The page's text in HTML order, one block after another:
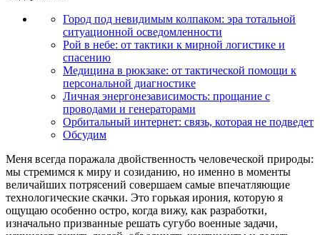
Город под невидимым колпаком: эра тотальной
ситуационной осведомленности
Рой в небе: от тактики к мирной логистике и
спасению
Медицина в рюкзаке: от тактической помощи к
персональной диагностике
Личная энергонезависимость: прощание с
проводами и генераторами
Орбитальный интернет: связь, которая не подведет
Обсудим
Меня всегда поражала двойственность человеческой природы:
мы стремимся к миру и созиданию, но именно в моменты
величайших потрясений совершаем самые впечатляющие
технологические скачки. Это горькая ирония, которую я
ощущаю особенно остро, когда вижу, как разработки,
изначально призванные решать сугубо военные задачи,